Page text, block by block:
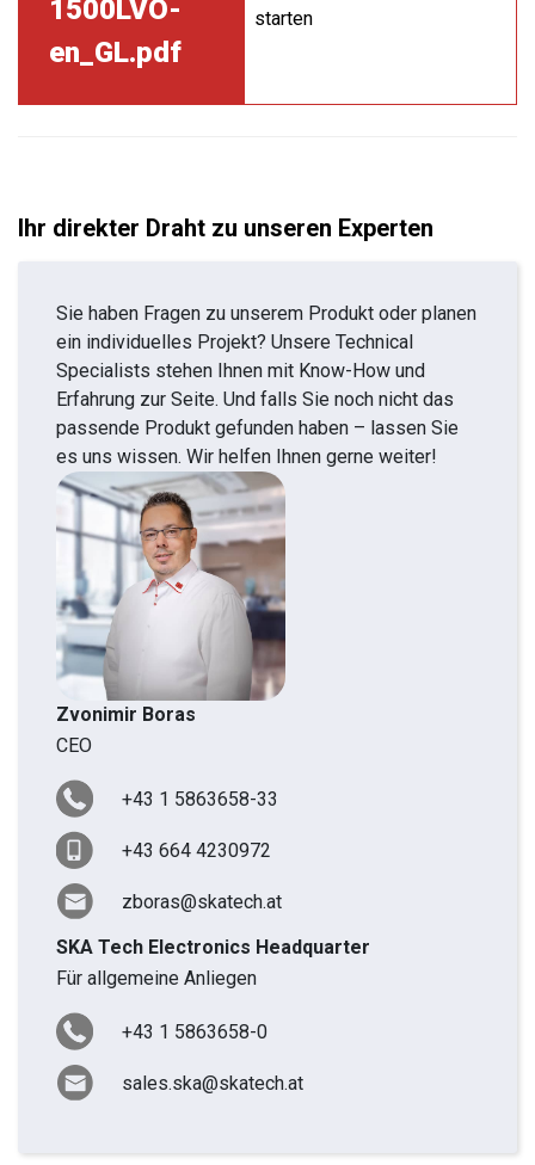
1500LVO-
en_GL.pdf
starten
Ihr direkter Draht zu unseren Experten
Sie haben Fragen zu unserem Produkt oder planen
ein individuelles Projekt? Unsere Technical
Specialists stehen Ihnen mit Know-How und
Erfahrung zur Seite. Und falls Sie noch nicht das
passende Produkt gefunden haben – lassen Sie
es uns wissen. Wir helfen Ihnen gerne weiter!
Zvonimir Boras
CEO
+43 1 5863658-33
+43 664 4230972
zboras@skatech.at
SKA Tech Electronics Headquarter
Für allgemeine Anliegen
+43 1 5863658-0
sales.ska@skatech.at